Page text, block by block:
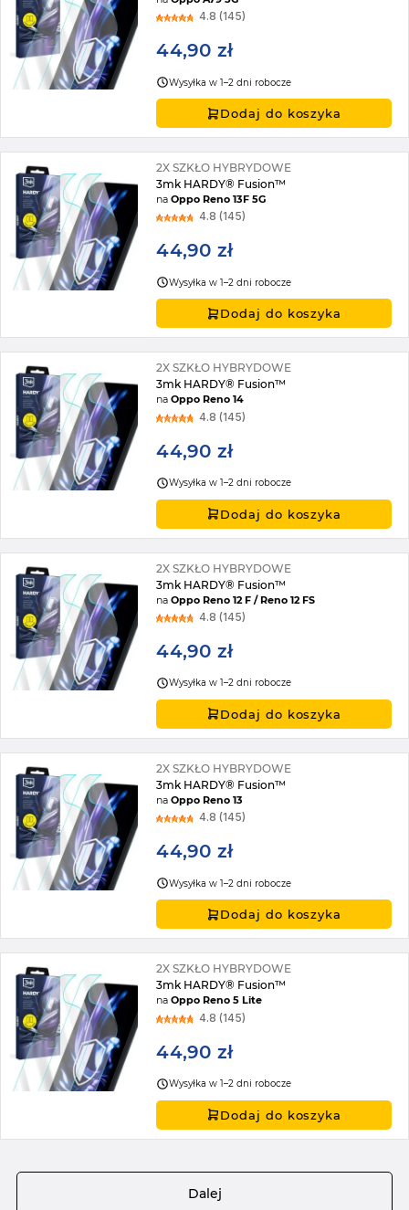
4.8 (145)
44,90 zł
Wysyłka w 1–2 dni robocze
Dodaj do koszyka
2X SZKŁO HYBRYDOWE
3mk HARDY® Fusion™
naOppo Reno 13F 5G
4.8 (145)
44,90 zł
Wysyłka w 1–2 dni robocze
Dodaj do koszyka
2X SZKŁO HYBRYDOWE
3mk HARDY® Fusion™
naOppo Reno 14
4.8 (145)
44,90 zł
Wysyłka w 1–2 dni robocze
Dodaj do koszyka
2X SZKŁO HYBRYDOWE
3mk HARDY® Fusion™
naOppo Reno 12 F / Reno 12 FS
4.8 (145)
44,90 zł
Wysyłka w 1–2 dni robocze
Dodaj do koszyka
2X SZKŁO HYBRYDOWE
3mk HARDY® Fusion™
naOppo Reno 13
4.8 (145)
44,90 zł
Wysyłka w 1–2 dni robocze
Dodaj do koszyka
2X SZKŁO HYBRYDOWE
3mk HARDY® Fusion™
naOppo Reno 5 Lite
4.8 (145)
44,90 zł
Wysyłka w 1–2 dni robocze
Dodaj do koszyka
Dalej